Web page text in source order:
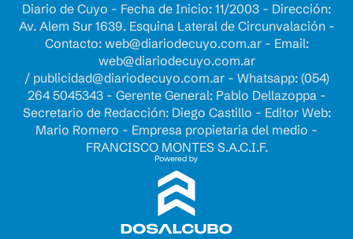
Diario de Cuyo - Fecha de Inicio: 11/2003 - Dirección:
Av. Alem Sur 1639. Esquina Lateral de Circunvalación -
Contacto: web@diariodecuyo.com.ar- Email:
web@diariodecuyo.com.ar
/ publicidad@diariodecuyo.com.ar- Whatsapp: (054)
264 5045343 - Gerente General: Pablo Dellazoppa -
Secretario de Redacción: Diego Castillo - Editor Web:
Mario Romero - Empresa propietaria del medio -
FRANCISCO MONTES S.A.C.I.F.